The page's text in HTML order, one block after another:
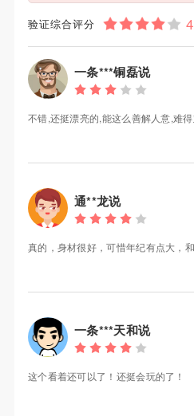
验证综合评分
一条***铜磊说
不错,还挺漂亮的,能这么善解人意,难
通**龙说
真的，身材很好，可惜年纪有点大，和
一条***天和说
这个看着还可以了！还挺会玩的了！